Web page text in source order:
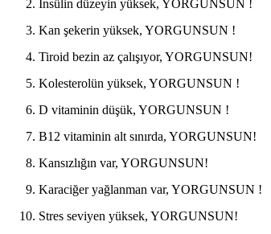
İnsülin düzeyin yüksek, YORGUNSUN !
Kan şekerin yüksek, YORGUNSUN !
Tiroid bezin az çalışıyor, YORGUNSUN!
Kolesterolün yüksek, YORGUNSUN !
D vitaminin düşük, YORGUNSUN !
B12 vitaminin alt sınırda, YORGUNSUN!
Kansızlığın var, YORGUNSUN!
Karaciğer yağlanman var, YORGUNSUN !
Stres seviyen yüksek, YORGUNSUN!